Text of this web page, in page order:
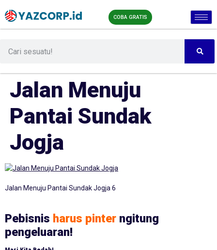
COBA GRATIS
Jalan Menuju
Pantai Sundak
Jogja
Jalan Menuju Pantai Sundak Jogja 6
Pebisnis harus pinter ngitung
pengeluaran!